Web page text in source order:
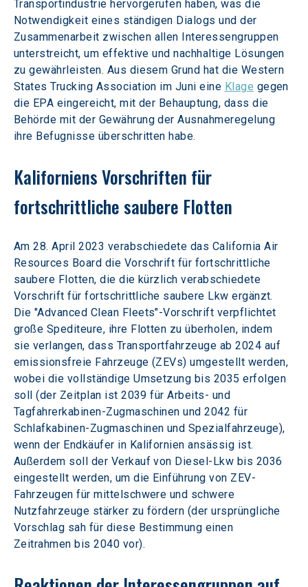
Transportindustrie hervorgerufen haben, was die
Notwendigkeit eines ständigen Dialogs und der
Zusammenarbeit zwischen allen Interessengruppen
unterstreicht, um effektive und nachhaltige Lösungen
zu gewährleisten. Aus diesem Grund hat die Western
States Trucking Association im Juni eine Klage gegen
die EPA eingereicht, mit der Behauptung, dass die
Behörde mit der Gewährung der Ausnahmeregelung
ihre Befugnisse überschritten habe.
Kaliforniens Vorschriften für
fortschrittliche saubere Flotten
Am 28. April 2023 verabschiedete das California Air
Resources Board die Vorschrift für fortschrittliche
saubere Flotten, die die kürzlich verabschiedete
Vorschrift für fortschrittliche saubere Lkw ergänzt.
Die "Advanced Clean Fleets"-Vorschrift verpflichtet
große Spediteure, ihre Flotten zu überholen, indem
sie verlangen, dass Transportfahrzeuge ab 2024 auf
emissionsfreie Fahrzeuge (ZEVs) umgestellt werden,
wobei die vollständige Umsetzung bis 2035 erfolgen
soll (der Zeitplan ist 2039 für Arbeits- und
Tagfahrerkabinen-Zugmaschinen und 2042 für
Schlafkabinen-Zugmaschinen und Spezialfahrzeuge),
wenn der Endkäufer in Kalifornien ansässig ist.
Außerdem soll der Verkauf von Diesel-Lkw bis 2036
eingestellt werden, um die Einführung von ZEV-
Fahrzeugen für mittelschwere und schwere
Nutzfahrzeuge stärker zu fördern (der ursprüngliche
Vorschlag sah für diese Bestimmung einen
Zeitrahmen bis 2040 vor).